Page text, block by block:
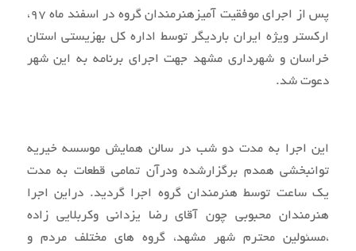
پس از اجرای موفقیت آمیزهنرمندان گروه در اسفند ماه 97،
ارکستر ویژه ایران باردیگر توسط اداره کل بهزیستی استان
خراسان و شهرداری مشهد جهت اجرای برنامه به این شهر
دعوت شد.
این اجرا به مدت دو شب در سالن همایش موسسه خیریه
توانبخشی همدم برگزارشده ودرآن تمامی قطعات به مدت
یک ساعت توسط هنرمندان گروه اجرا گردید. دراین اجرا
هنرمندان محبوبی چون آقای رضا یزدانی وکربلایی زاده
،مسئولین محترم شهر مشهد، گروه های مختلف مردم و